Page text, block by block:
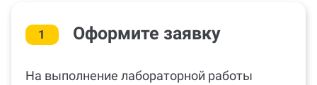
1 Оформите заявку
На выполнение лабораторной работы